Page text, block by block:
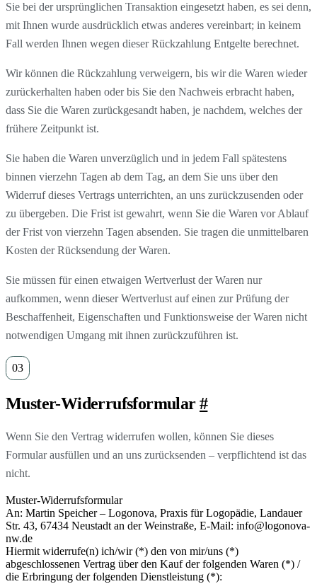
Sie bei der ursprünglichen Transaktion eingesetzt haben, es sei denn,
mit Ihnen wurde ausdrücklich etwas anderes vereinbart; in keinem
Fall werden Ihnen wegen dieser Rückzahlung Entgelte berechnet.
Wir können die Rückzahlung verweigern, bis wir die Waren wieder
zurückerhalten haben oder bis Sie den Nachweis erbracht haben,
dass Sie die Waren zurückgesandt haben, je nachdem, welches der
frühere Zeitpunkt ist.
Sie haben die Waren unverzüglich und in jedem Fall spätestens
binnen vierzehn Tagen ab dem Tag, an dem Sie uns über den
Widerruf dieses Vertrags unterrichten, an uns zurückzusenden oder
zu übergeben. Die Frist ist gewahrt, wenn Sie die Waren vor Ablauf
der Frist von vierzehn Tagen absenden. Sie tragen die unmittelbaren
Kosten der Rücksendung der Waren.
Sie müssen für einen etwaigen Wertverlust der Waren nur
aufkommen, wenn dieser Wertverlust auf einen zur Prüfung der
Beschaffenheit, Eigenschaften und Funktionsweise der Waren nicht
notwendigen Umgang mit ihnen zurückzuführen ist.
Muster-Widerrufsformular#
Wenn Sie den Vertrag widerrufen wollen, können Sie dieses
Formular ausfüllen und an uns zurücksenden – verpflichtend ist das
nicht.
Muster-Widerrufsformular
An: Martin Speicher – Logonova, Praxis für Logopädie, Landauer
Str. 43, 67434 Neustadt an der Weinstraße, E-Mail: info@logonova-
nw.de
Hiermit widerrufe(n) ich/wir (*) den von mir/uns (*)
abgeschlossenen Vertrag über den Kauf der folgenden Waren (*) /
die Erbringung der folgenden Dienstleistung (*):